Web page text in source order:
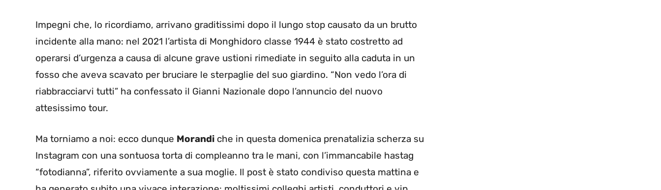
Impegni che, lo ricordiamo, arrivano graditissimi dopo il lungo stop causato da un brutto
incidente alla mano: nel 2021 l’artista di Monghidoro classe 1944 è stato costretto ad
operarsi d’urgenza a causa di alcune grave ustioni rimediate in seguito alla caduta in un
fosso che aveva scavato per bruciare le sterpaglie del suo giardino. “Non vedo l’ora di
riabbracciarvi tutti” ha confessato il Gianni Nazionale dopo l’annuncio del nuovo
attesissimo tour.
Ma torniamo a noi: ecco dunque Morandi che in questa domenica prenatalizia scherza su
Instagram con una sontuosa torta di compleanno tra le mani, con l’immancabile hastag
“fotodianna”, riferito ovviamente a sua moglie. Il post è stato condiviso questa mattina e